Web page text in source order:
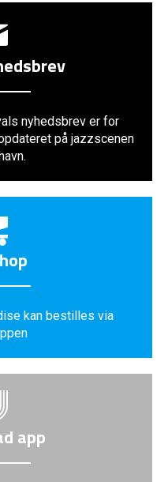
nyhedsbrev er for
på jazzscenen
kan bestilles via
app